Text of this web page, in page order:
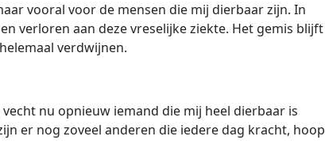
vooral voor de mensen die mij dierbaar zijn. In
verloren aan deze vreselijke ziekte. Het gemis blijft
verdwijnen.
nu opnieuw iemand die mij heel dierbaar is
er nog zoveel anderen die iedere dag kracht, hoop